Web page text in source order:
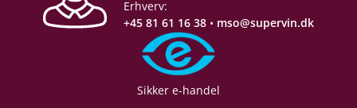
Erhverv:
+45 81 61 16 38 • mso@supervin.dk
Sikker e-handel